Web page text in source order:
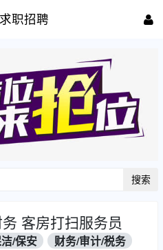
求职招聘
搜索
务 客房打扫服务员
/保安 财务/审计/税务